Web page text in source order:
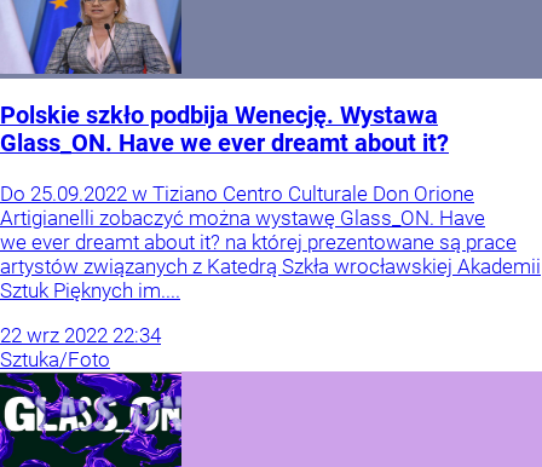
Polskie szkło podbija Wenecję. Wystawa
Glass_ON. Have we ever dreamt about it?
Do 25.09.2022 w Tiziano Centro Culturale Don Orione
Artigianelli zobaczyć można wystawę Glass_ON. Have
we ever dreamt about it? na której prezentowane są prace
artystów związanych z Katedrą Szkła wrocławskiej Akademii
Sztuk Pięknych im....
22 wrz 2022 22:34
Sztuka/Foto